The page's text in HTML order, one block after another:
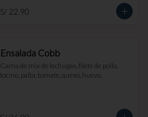
S/ 22.90
Ensalada Cobb
Cama de mix de lechugas, filete de pollo,
tocino, palta, tomate, queso, huevo.